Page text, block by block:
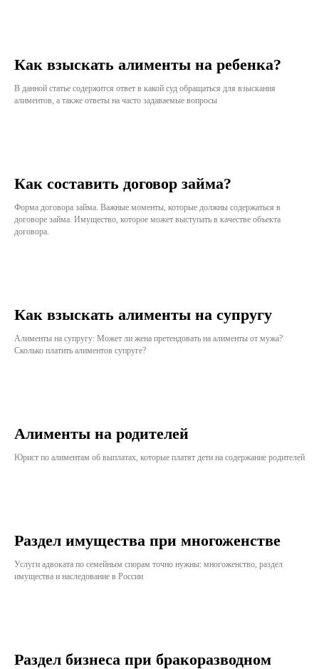
Как взыскать алименты на ребенка?
В данной статье содержится ответ в какой суд обращаться для взыскания
алиментов, а также ответы на часто задаваемые вопросы
Как составить договор займа?
Форма договора займа. Важные моменты, которые должны содержаться в
договоре займа. Имущество, которое может выступать в качестве объекта
договора.
Как взыскать алименты на супругу
Алименты на супругу: Может ли жена претендовать на алименты от мужа?
Сколько платить алиментов супруге?
Алименты на родителей
Юрист по алиментам об выплатах, которые платят дети на содержание родителей
Раздел имущества при многоженстве
Услуги адвоката по семейным спорам точно нужны: многоженство, раздел
имущества и наследование в России
Раздел бизнеса при бракоразводном